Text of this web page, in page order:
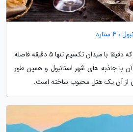
ستاره
هتل لیون استانبول 4 ستاره که دقیقا با میدان تکسیم تنها 5 دقیقه فاصله
با جاذبه های شهر استانبول و همین طور
از آن یک هتل محبوب ساخته است.